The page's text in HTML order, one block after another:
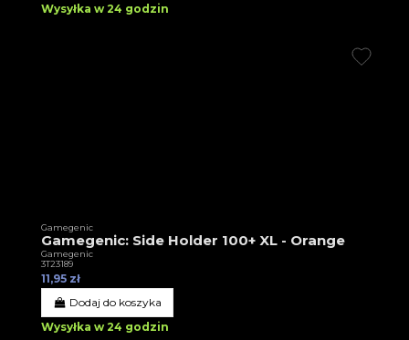
Wysyłka w 24 godzin
Gamegenic
Gamegenic: Side Holder 100+ XL - Orange
Gamegenic
3T23189
11,95 zł
Dodaj do koszyka
Wysyłka w 24 godzin